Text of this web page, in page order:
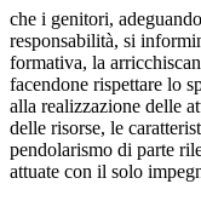
che i genitori,
responsabilità, si
formativa, la
facendone rispettare lo
alla realizzazione delle
delle risorse, le
pendolarismo di parte
attuate con il solo